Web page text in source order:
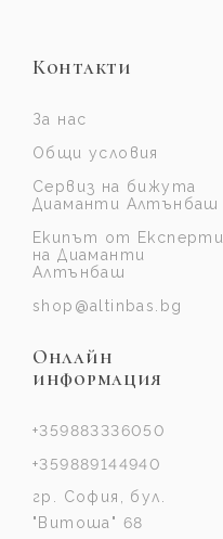
Контакти
За нас
Общи условия
Сервиз на бижута
Диаманти Алтънбаш
Екипът от Експерти
на Диаманти
Алтънбаш
shop@altinbas.bg
Онлайн
информация
+359883336050
+359889144940
гр. София, бул.
"Витоша" 68